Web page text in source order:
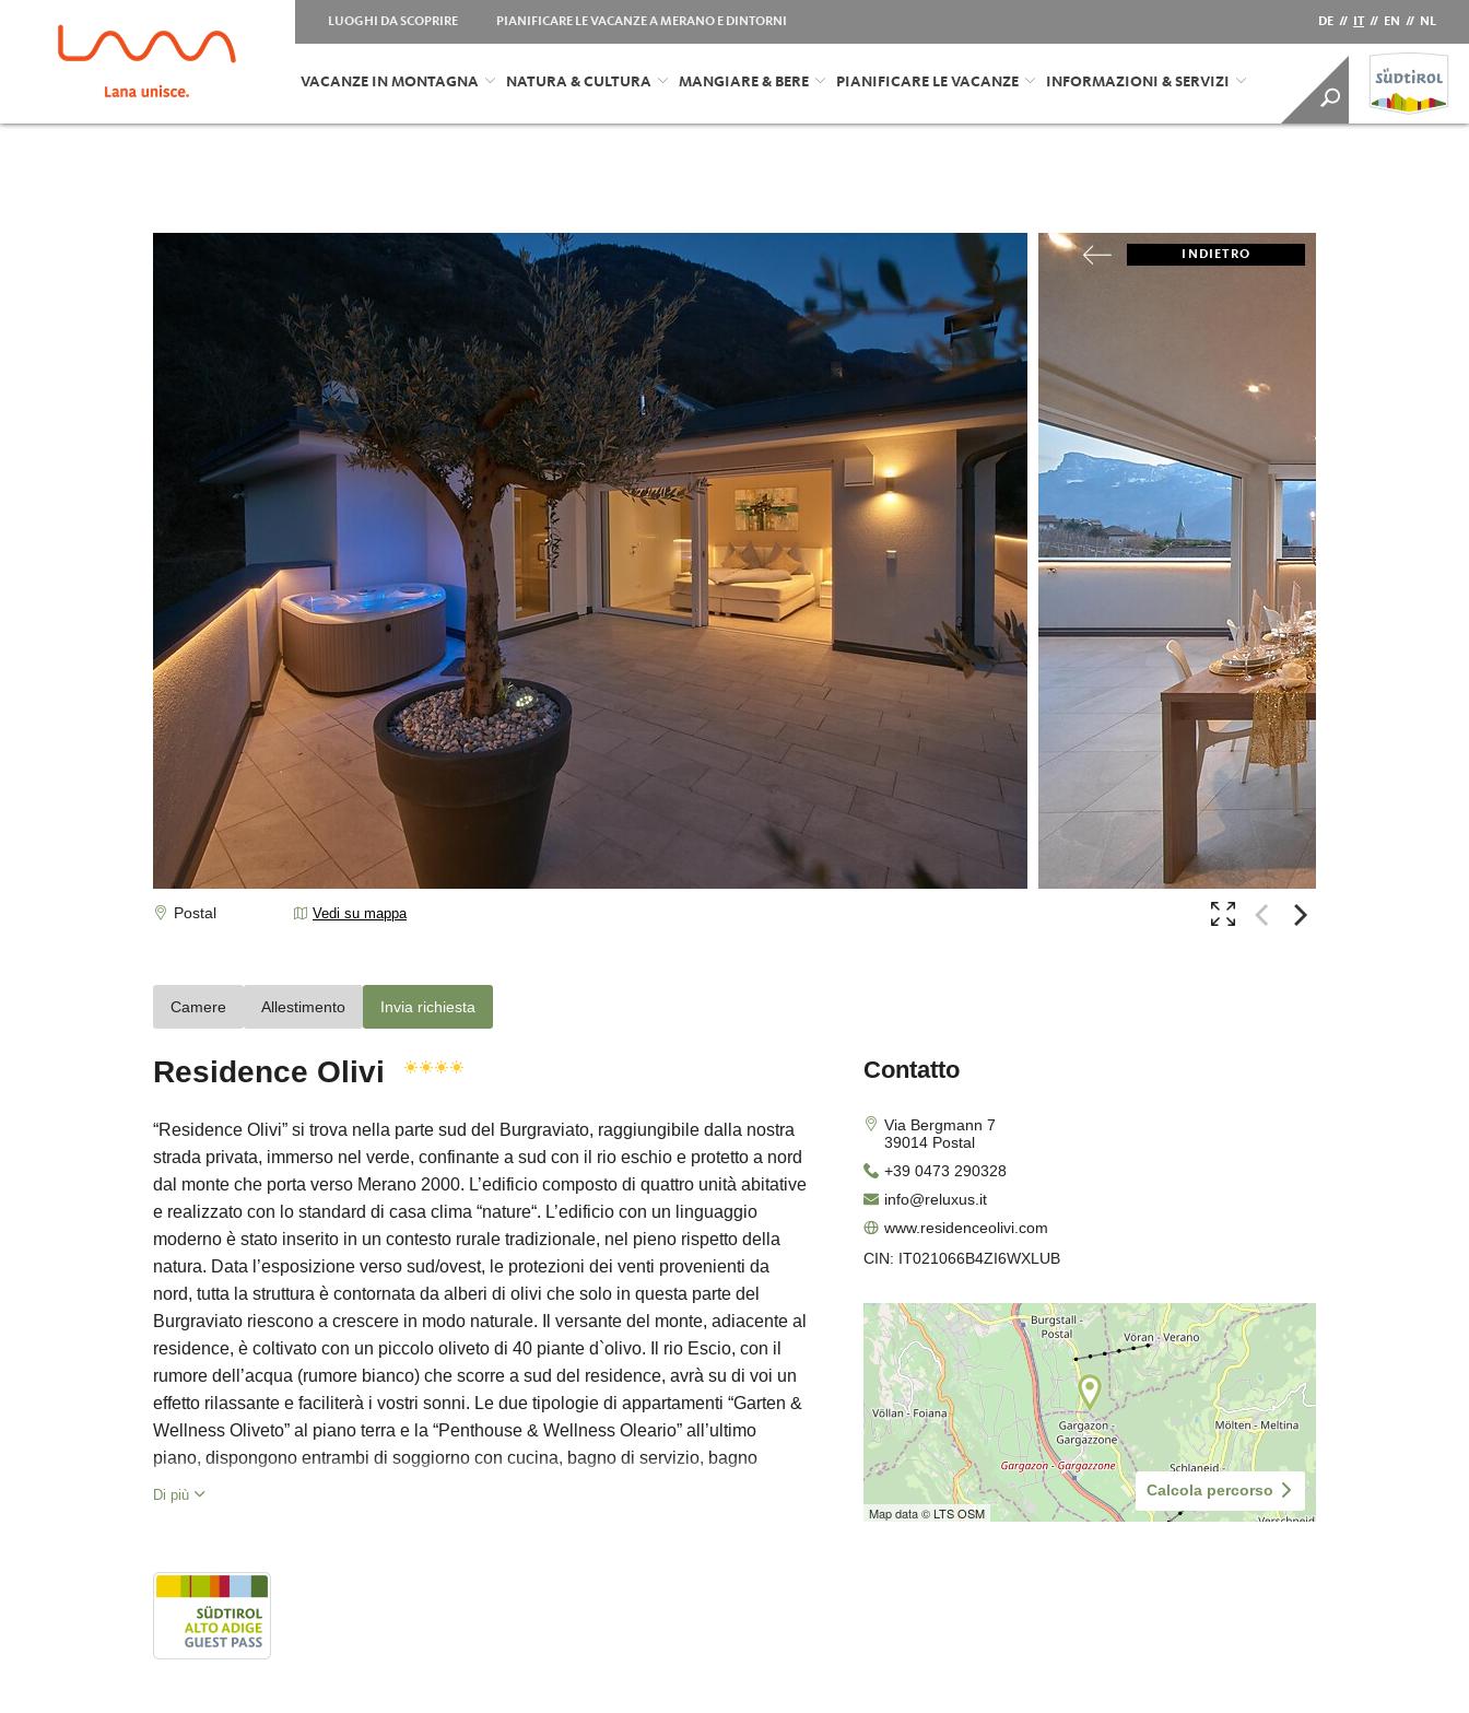
LUOGHI DA SCOPRIRE PIANIFICARE LE VACANZE A MERANO E DINTORNI DE // IT // EN // NL
VACANZE IN MONTAGNA NATURA & CULTURA MANGIARE & BERE PIANIFICARE LE VACANZE INFORMAZIONI & SERVIZI
INDIETRO